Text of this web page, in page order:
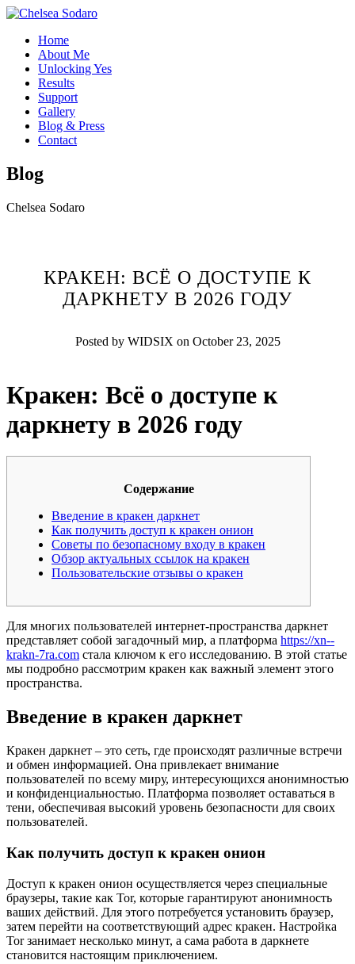
Home
About Me
Unlocking Yes
Results
Support
Gallery
Blog & Press
Contact
Blog
Chelsea Sodaro
КРАКЕН: ВСЁ О ДОСТУПЕ К
ДАРКНЕТУ В 2026 ГОДУ
Posted by WIDSIX on October 23, 2025
Кракен: Всё о доступе к
даркнету в 2026 году
Содержание
Введение в кракен даркнет
Как получить доступ к кракен онион
Советы по безопасному входу в кракен
Обзор актуальных ссылок на кракен
Пользовательские отзывы о кракен
Для многих пользователей интернет-пространства даркнет
представляет собой загадочный мир, а платформа https://xn--
krakn-7ra.com стала ключом к его исследованию. В этой статье
мы подробно рассмотрим кракен как важный элемент этого
пространства.
Введение в кракен даркнет
Кракен даркнет – это сеть, где происходят различные встречи
и обмен информацией. Она привлекает внимание
пользователей по всему миру, интересующихся анонимностью
и конфиденциальностью. Платформа позволяет оставаться в
тени, обеспечивая высокий уровень безопасности для своих
пользователей.
Как получить доступ к кракен онион
Доступ к кракен онион осуществляется через специальные
браузеры, такие как Tor, которые гарантируют анонимность
ваших действий. Для этого потребуется установить браузер,
затем перейти на соответствующий адрес кракен. Настройка
Tor занимает несколько минут, а сама работа в даркнете
становится настоящим приключением.